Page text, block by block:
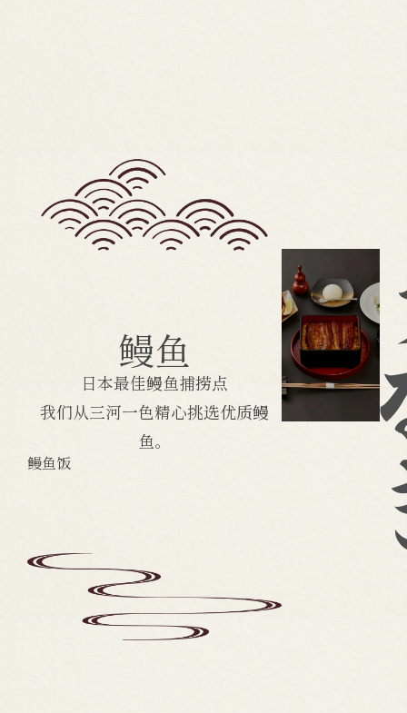
鳗鱼
日本最佳鳗鱼捕捞点
我们从三河一色精心挑选优质鳗
鱼。
鳗鱼饭